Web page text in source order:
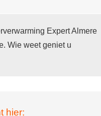
Expert Almere
Wie weet geniet u
hier: